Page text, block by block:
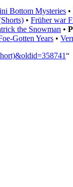
Bottom Mysteries •
• Früher war
the Snowman •
Gotten Years •
“